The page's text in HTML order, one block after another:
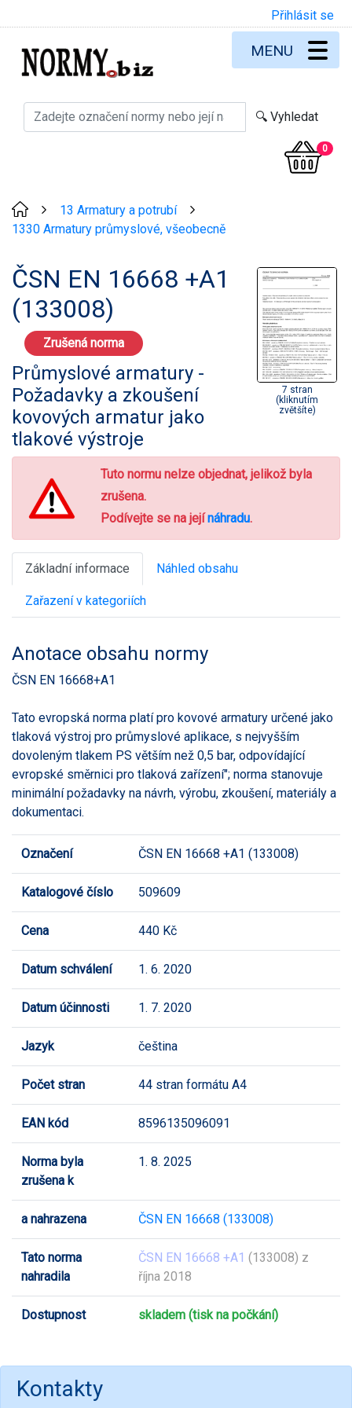
Přihlásit se
0
MENU
13 Armatury a potrubí
1330 Armatury průmyslové, všeobecně
ČSN EN 16668 +A1
(133008)
Zrušená norma
Průmyslové armatury -
Požadavky a zkoušení
kovových armatur jako
tlakové výstroje
7 stran
(kliknutím
zvětšíte)
Tuto normu nelze objednat, jelikož byla
zrušena.
Podívejte se na jejínáhradu.
Základní informace Náhled obsahu
Zařazení v kategoriích
Anotace obsahu normy
ČSN EN 16668+A1
Tato evropská norma platí pro kovové armatury určené jako
tlaková výstroj pro průmyslové aplikace, s nejvyšším
dovoleným tlakem PS větším než 0,5 bar, odpovídající
evropské směrnici pro tlaková zařízení"; norma stanovuje
minimální požadavky na návrh, výrobu, zkoušení, materiály a
dokumentaci.
Označení ČSN EN 16668 +A1 (133008)
Katalogové číslo 509609
Cena 440 Kč
Datum schválení 1. 6. 2020
Datum účinnosti 1. 7. 2020
Jazyk čeština
Počet stran 44 stran formátu A4
EAN kód 8596135096091
Norma byla
zrušena k
1. 8. 2025
a nahrazena ČSN EN 16668 (133008)
Tato norma
nahradila
ČSN EN 16668 +A1 (133008) z
října 2018
Dostupnost skladem (tisk na počkání)
Kontakty